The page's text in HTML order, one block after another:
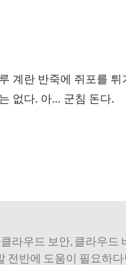
계란 반죽에 쥐포를
없다. 아… 군침 돈다.
라우드 보안, 클라우드
전반에 도움이 필요하